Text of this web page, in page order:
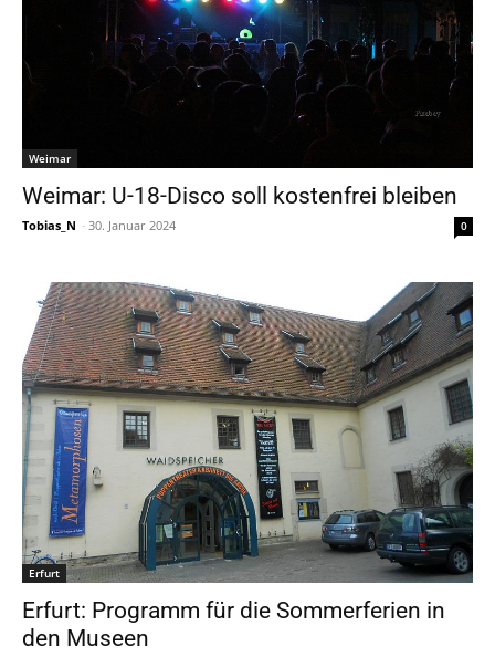
Weimar
Weimar: U-18-Disco soll kostenfrei bleiben
Tobias_N - 30. Januar 2024 0
Erfurt
Erfurt: Programm für die Sommerferien in
den Museen